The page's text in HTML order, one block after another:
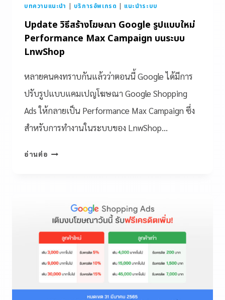
บทความแนะนำ
บริการอัพเกรด แนะนำระบบ
Update วิธีสร้างโฆษณา Google รูปแบบใหม่
Performance Max Campaign บนระบบ
LnwShop
หลายคนคงทราบกันแล้วว่าตอนนี้ Google ได้มีการ
ปรับรูปแบบแคมเปญโฆษณา Google Shopping
Ads ให้กลายเป็น Performance Max Campaign ซึ่ง
สำหรับการทำงานในระบบของ LnwShop…
อ่านต่อ